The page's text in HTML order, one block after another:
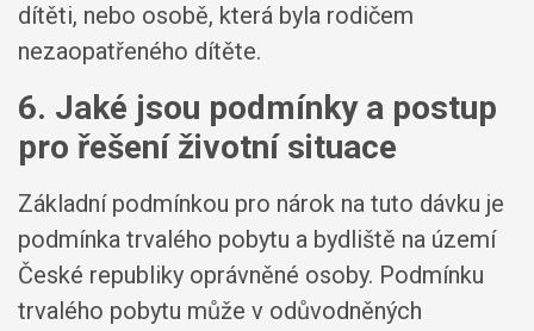
dítěti, nebo osobě, která byla rodičem
nezaopatřeného dítěte.
6. Jaké jsou podmínky a postup
pro řešení životní situace
Základní podmínkou pro nárok na tuto dávku je
podmínka trvalého pobytu a bydliště na území
České republiky oprávněné osoby. Podmínku
trvalého pobytu může v odůvodněných